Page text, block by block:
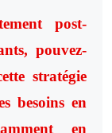
post-
pouvez-
stratégie
besoins en
en